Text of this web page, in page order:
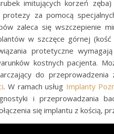
imitujących korzeń
protezy za pomocą
zaleca się wszczepienie
w szczęce górnej
protetyczne
kostnych pacjenta.
do przeprowadzenia
. W ramach usług Implanty
i przeprowadzania
się implantu z kością,